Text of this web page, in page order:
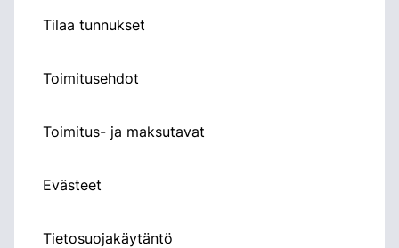
Tilaa tunnukset
Toimitusehdot
Toimitus- ja maksutavat
Evästeet
Tietosuojakäytäntö